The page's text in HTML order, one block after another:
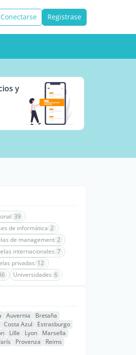
Conectarse Registrase
y
39
de informática 2
de management 2
internacionales 7
privadas 12
Universidades 6
Auvernia
Bretaña
Costa Azul
Estrasburgo
Lille Lyon
Marsella
Provenza
Reims